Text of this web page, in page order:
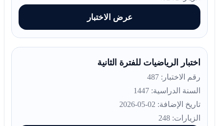
عرض الاختبار
اختبار الرياضيات للفترة الثانية
رقم الاختبار: 487
السنة الدراسية: 1447
تاريخ الإضافة: 02-05-2026
الزيارات: 248